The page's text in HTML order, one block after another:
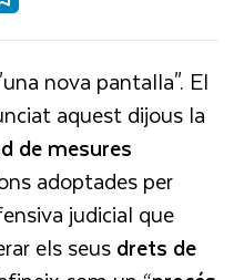
nova pantalla". El
aquest dijous la
de mesures
adoptades per
judicial que
els seusdrets de